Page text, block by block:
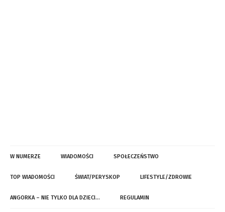
W NUMERZE WIADOMOŚCI SPOŁECZEŃSTWO
TOP WIADOMOŚCI ŚWIAT/PERYSKOP LIFESTYLE/ZDROWIE
ANGORKA – NIE TYLKO DLA DZIECI… REGULAMIN